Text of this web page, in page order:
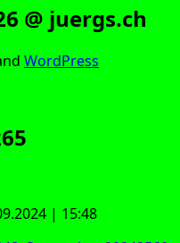
@ juergs.ch
Word­Press
| 15:48